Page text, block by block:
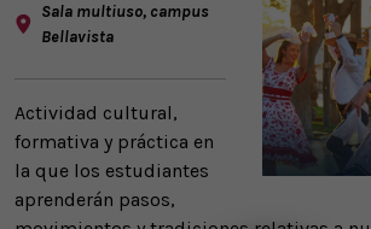
Sala multiuso, campus
Bellavista
Actividad cultural,
formativa y práctica en
la que los estudiantes
aprenderán pasos,